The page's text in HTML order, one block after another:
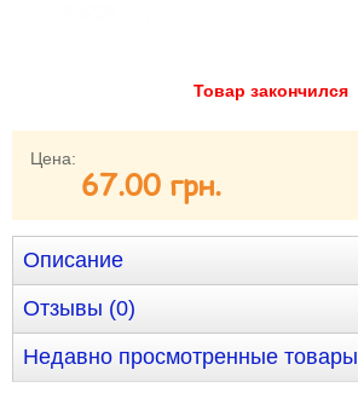
Забыли имя пользователя (логин)?Товар закончился
Цена:
67.00 грн.
Описание
Отзывы (0)
Недавно просмотренные товары